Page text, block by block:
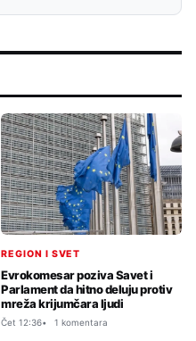
REGION I SVET
Evrokomesar poziva Savet i
Parlament da hitno deluju protiv
mreža krijumčara ljudi
Čet 12:36 1 komentara